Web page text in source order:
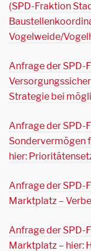
(SPD-Fraktion
Vogelweide/
Anfrage der SPD-
Strategie bei
Anfrage der SPD-
Sondervermögen
hier:
Anfrage der SPD-
Marktplatz –
Anfrage der SPD-
Marktplatz – hier: